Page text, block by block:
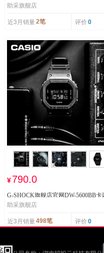
航智能手表铁人三项马拉松表
助采旗舰店
近3月销量2笔 评价 0
¥790.0
G-SHOCK旗舰店官网DW-5600BB卡
欧运动防水男士手表方块gshock
助采旗舰店
近3月销量498笔 评价 0